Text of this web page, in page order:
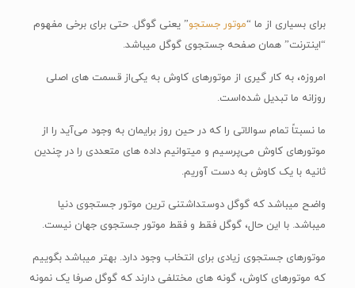
برای بسیاری از ما “موتور جستجو” یعنی گوگل. حتی برای برخی مفهوم
“اینترنت” همان صفحه جستجوی گوگل میباشد.
امروزه، به کار گیری از موتورهای کاوش به یکی‌از قسمت های اصلی
روزانه ما تبدیل شد‌ه‌است.
ما نسبتاً تمام سوالاتی را که در حین روز برایمان به وجود می‌آید را از
موتورهای کاوش می‌پرسیم و میتوانیم داده های متعددی را در چندین
ثانیه با یک کاوش به دست آوریم.
واضح میباشد که گوگل دوستداشتنی ترین موتور جستجوی دنیا
میباشد. با این حال، گوگل فقط و فقط موتور جستجوی جهان نیست.
موتورهای جستجوی زیادی برای انتخاب وجود دارد. بهتر میباشد بگوییم
که موتورهای کاوش، گونه های مختلفی دارند که گوگل صرفا یک نمونه